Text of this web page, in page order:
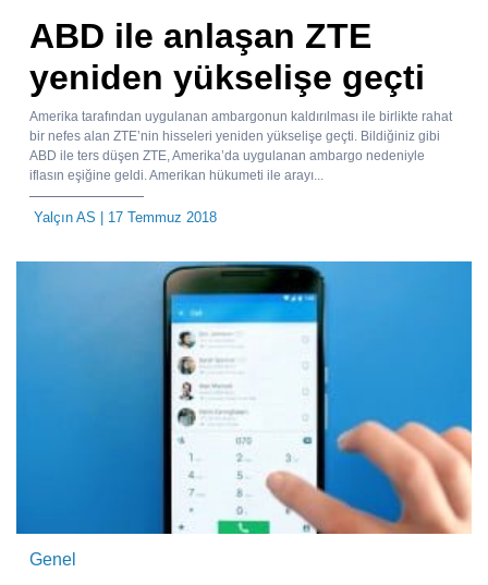
ABD ile anlaşan ZTE
yeniden yükselişe geçti
Amerika tarafından uygulanan ambargonun kaldırılması ile birlikte rahat
bir nefes alan ZTE’nin hisseleri yeniden yükselişe geçti. Bildiğiniz gibi
ABD ile ters düşen ZTE, Amerika’da uygulanan ambargo nedeniyle
iflasın eşiğine geldi. Amerikan hükumeti ile arayı...
Yalçın AS | 17 Temmuz 2018
Genel